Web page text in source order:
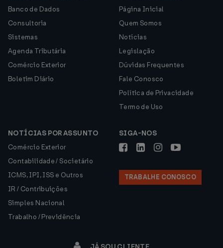
Banco de Dados
Consultoria
Sistemas
Agenda Tributária
Comércio Exterior
Boletim Diário
Página Inicial
Quem Somos
Notícias
Legislação
Dúvidas Frequentes
Fale Conosco
Política de Privacidade
Termo de Uso
NOTÍCIAS POR ASSUNTO
Comércio Exterior
Contabilidade / Societário
ICMS, IPI, ISS e Outros
IR / Contribuições
Simples Nacional
Trabalho / Previdência
SIGA-NOS
TRABALHE CONOSCO